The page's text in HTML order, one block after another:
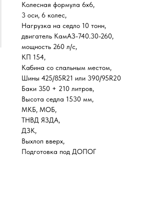
Колесная формула 6х6,
3 оси, 6 колес,
Нагрузка на седло 10 тонн,
двигатель КамАЗ-740.30-260,
мощность 260 л/с,
КП 154,
Кабина со спальным местом,
Шины 425/85R21 или 390/95R20
Баки 350 + 210 литров,
Высота седла 1530 мм,
МКБ, МОБ,
ТНВД ЯЗДА,
ДЗК,
Выхлоп вверх,
Подготовка под ДОПОГ